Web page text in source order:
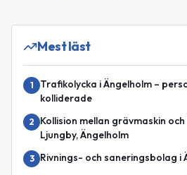
Mest läst
1
Trafikolycka i Ängelholm –
kolliderade
2
Kollision mellan grävmaskin
Ljungby, Ängelholm
3 Rivnings- och saneringsbolag i